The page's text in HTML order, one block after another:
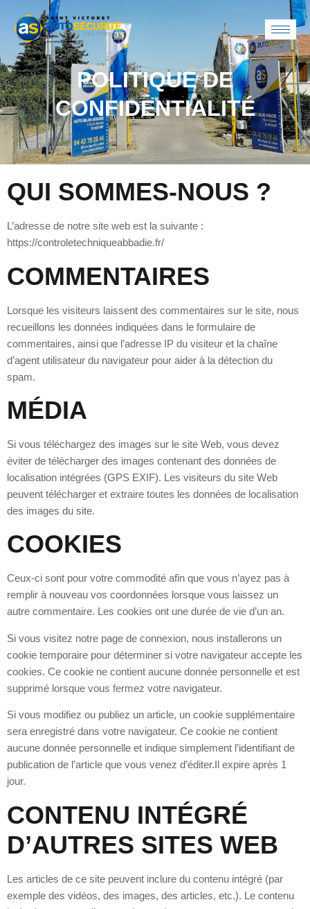
POLITIQUE DE
CONFIDENTIALITÉ
QUI SOMMES-NOUS ?
L’adresse de notre site web est la suivante :
https://controletechniqueabbadie.fr/
COMMENTAIRES
Lorsque les visiteurs laissent des commentaires sur le site, nous
recueillons les données indiquées dans le formulaire de
commentaires, ainsi que l’adresse IP du visiteur et la chaîne
d’agent utilisateur du navigateur pour aider à la détection du
spam.
MÉDIA
Si vous téléchargez des images sur le site Web, vous devez
éviter de télécharger des images contenant des données de
localisation intégrées (GPS EXIF). Les visiteurs du site Web
peuvent télécharger et extraire toutes les données de localisation
des images du site.
COOKIES
Ceux-ci sont pour votre commodité afin que vous n’ayez pas à
remplir à nouveau vos coordonnées lorsque vous laissez un
autre commentaire. Les cookies ont une durée de vie d’un an.
Si vous visitez notre page de connexion, nous installerons un
cookie temporaire pour déterminer si votre navigateur accepte les
cookies. Ce cookie ne contient aucune donnée personnelle et est
supprimé lorsque vous fermez votre navigateur.
Si vous modifiez ou publiez un article, un cookie supplémentaire
sera enregistré dans votre navigateur. Ce cookie ne contient
aucune donnée personnelle et indique simplement l’identifiant de
publication de l’article que vous venez d’éditer.Il expire après 1
jour.
CONTENU INTÉGRÉ
D’AUTRES SITES WEB
Les articles de ce site peuvent inclure du contenu intégré (par
exemple des vidéos, des images, des articles, etc.). Le contenu